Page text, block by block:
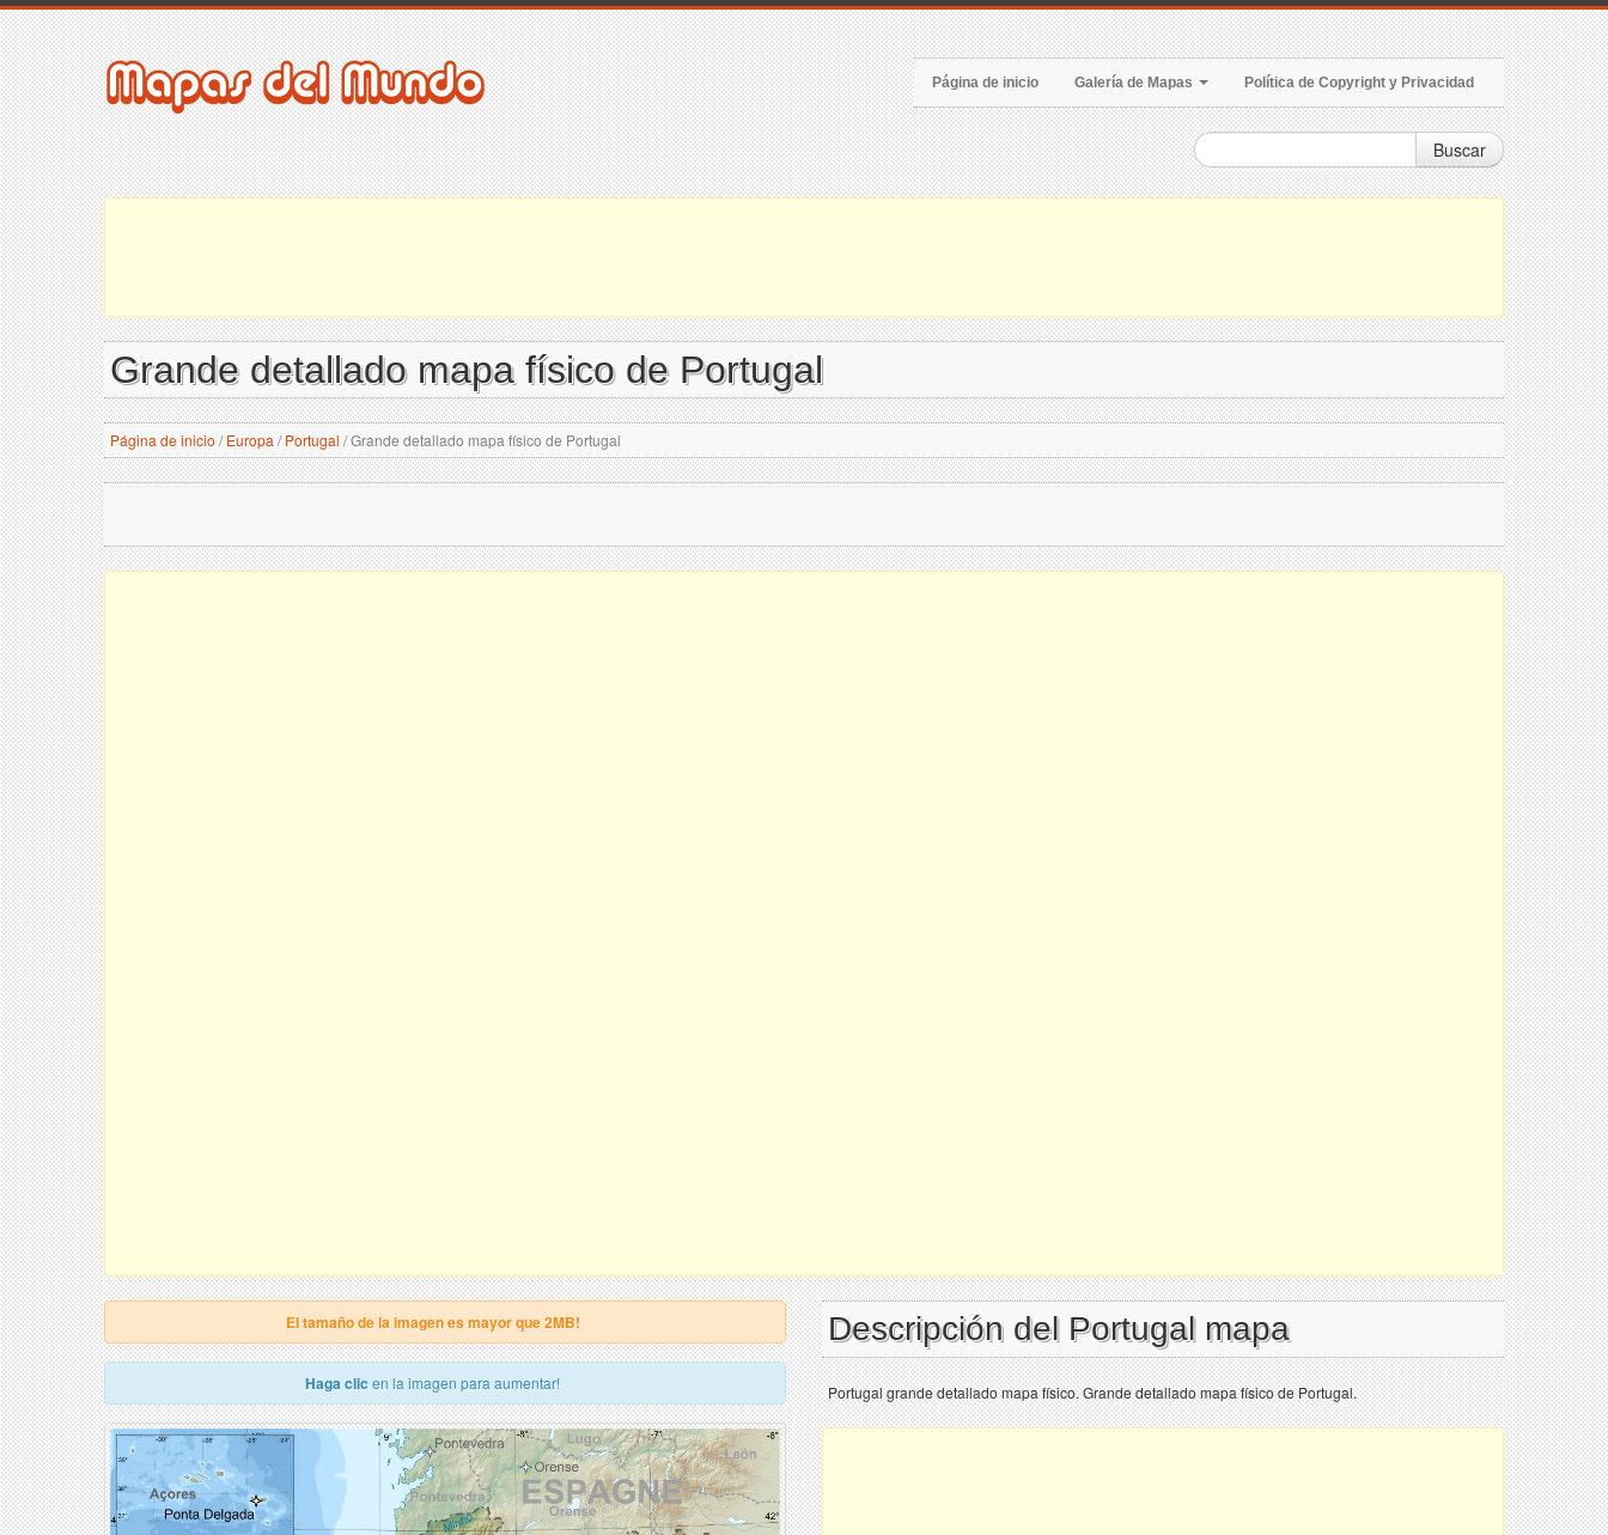
Página de inicio Galería de Mapas Política de Copyright y Privacidad
Buscar
Grande detallado mapa físico de Portugal
Página de inicio / Europa / Portugal /Grande detallado mapa físico de Portugal
El tamaño de la imagen es mayor que 2MB!
Haga clic en la imagen para aumentar!
Descripción del Portugal mapa
Portugal grande detallado mapa físico. Grande detallado mapa físico de Portugal.